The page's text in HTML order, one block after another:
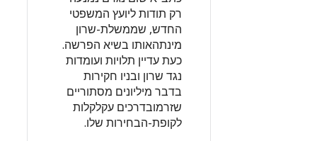
רק תודות ליועץ המשפטי
החדש, שממשלת-שרון
מינתהאותו בשיא הפרשה.
כעת עדיין תלויות ועומדות
נגד שרון ובניו חקירות
בדבר מיליונים מסתוריים
שזרמובדרכים עקלקלות
לקופת-הבחירות שלו.